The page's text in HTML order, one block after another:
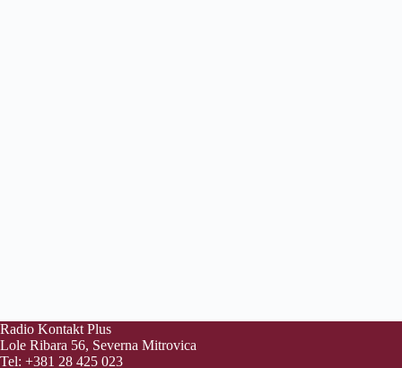
Radio Kontakt Plus
Lole Ribara 56, Severna Mitrovica
Tel: +381 28 425 023